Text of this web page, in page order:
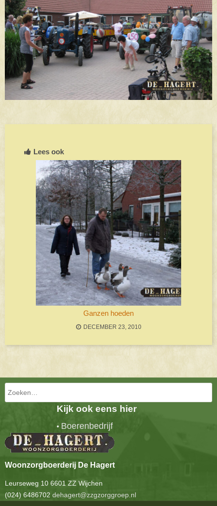
Lees ook
Ganzen hoeden
DECEMBER 23, 2010
Bericht navigatie
Zoeken
Kijk ook eens hier
• Boerenbedrijf
Woonzorgboerderij De Hagert
Leurseweg 10 6601 ZZ Wijchen
(024) 6486702 dehagert@zzgzorggroep.nl